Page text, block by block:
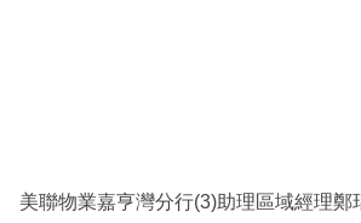
美聯物業嘉亨灣分行(3)助理區域經理鄭